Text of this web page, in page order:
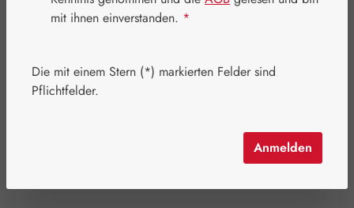
Regulärer Preis:
102,70 €
Inhalt:0.015 Kilogramm
Schnell zuschlagen! Es sind nur noch wenige Artikel
mit ihnen einverstanden. *
Die mit einem Stern (*) markierten Felder sind
Pflichtfelder.
Anmelden